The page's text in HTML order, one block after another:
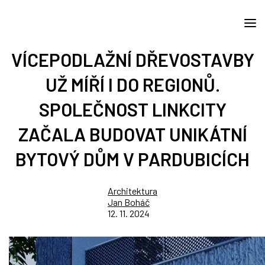
VÍCEPODLAŽNÍ DŘEVOSTAVBY
UŽ MÍŘÍ I DO REGIONŮ.
SPOLEČNOST LINKCITY
ZAČALA BUDOVAT UNIKÁTNÍ
BYTOVÝ DŮM V PARDUBICÍCH
Architektura
Jan Boháč
12. 11. 2024